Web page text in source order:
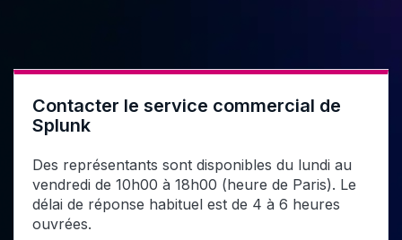
Contacter le service commercial de
Splunk
Des représentants sont disponibles du lundi au
vendredi de 10h00 à 18h00 (heure de Paris). Le
délai de réponse habituel est de 4 à 6 heures
ouvrées.